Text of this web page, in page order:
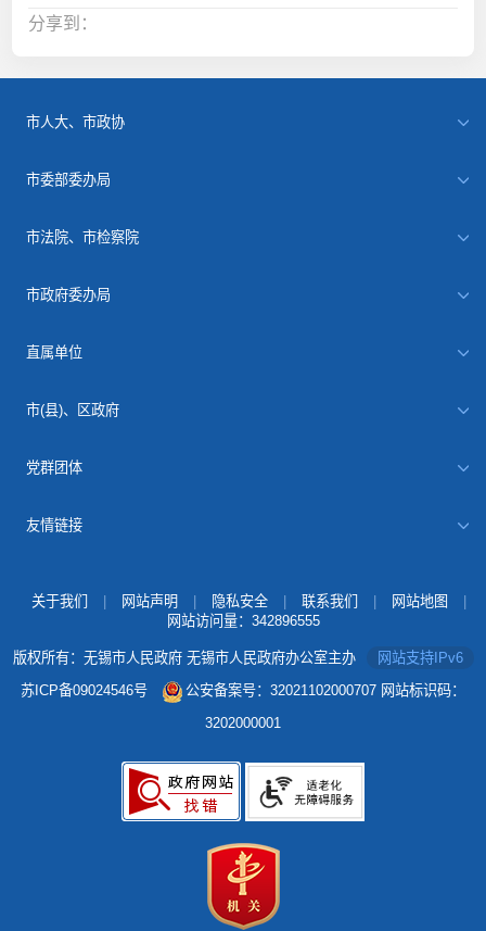
分享到：
市人大、市政协
市委部委办局
市法院、市检察院
市政府委办局
直属单位
市(县)、区政府
党群团体
友情链接
关于我们 网站声明 隐私安全 联系我们 网站地图
网站访问量： 342896555
版权所有：无锡市人民政府 无锡市人民政府办公室主办
网站支持IPv6
苏ICP备09024546号
公安备案号：32021102000707 网站标识码：
3202000001